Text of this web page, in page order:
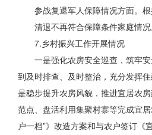
参战复退军人保障情况方面。
清退不再符合保障条件家庭情
7.乡村振兴工作开展情况
一是强化农房安全巡查，筑牢
到及时排查、及时整治，充分发挥
是稳步提升农房风貌，推进宜居农
范点、盘活利用集聚村寨等完成宜
户一档”》改造方案和与农户签订